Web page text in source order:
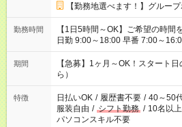
【勤務地選べます！】グルー
勤務時間
【1日5時間～OK】ご希望の時間をご相
日勤 9:00～18:00 早番 7:00～
短 10:00～15:00 上記はあくまで一例です。 「夕方までには帰宅
しておきたい」 「朝はゆっくり
間を有効に使いたい」 など、ご
ね。
期間
【急募】1ヶ月～OK！スタート
ら）
特徴 日払いOK / 履歴書不要 / 40～50
服装自由 / シフト勤務 / 10名以
パソコンスキル不要